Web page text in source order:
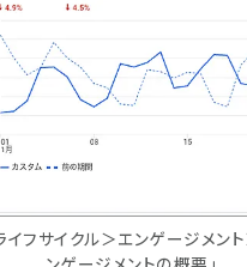
イフサイクル＞エンゲージメン